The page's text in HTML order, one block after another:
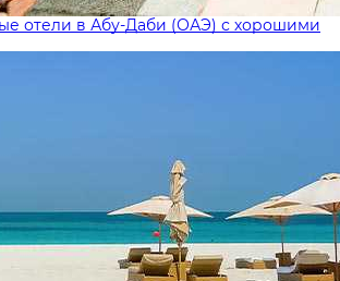
отели в Абу-Даби (ОАЭ) с хорошими